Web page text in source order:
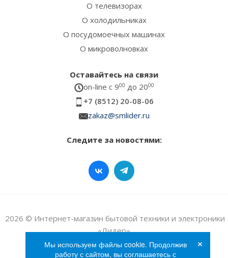
О телевизорах
О холодильниках
О посудомоечных машинах
О микроволновках
Оставайтесь на связи
on-line c 900 до 2000
+7 (8512) 20-08-06
zakaz@smlider.ru
Следите за новостями:
2026 © Интернет-магазин бытовой техники и электроники
«Лидер»
Мы используем файлы cookie. Продолжив
работу с сайтом, вы соглашаетесь с
×